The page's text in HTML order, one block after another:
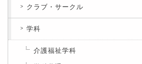
クラブ・サークル
学科
介護福祉学科